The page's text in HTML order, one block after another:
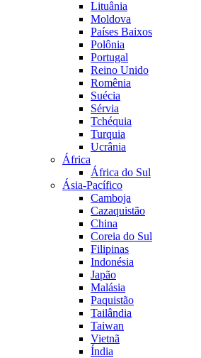
Lituânia
Moldova
Países Baixos
Polônia
Portugal
Reino Unido
Romênia
Suécia
Sérvia
Tchéquia
Turquia
Ucrânia
África
África do Sul
Ásia-Pacífico
Camboja
Cazaquistão
China
Coreia do Sul
Filipinas
Indonésia
Japão
Malásia
Paquistão
Tailândia
Taiwan
Vietnã
Índia